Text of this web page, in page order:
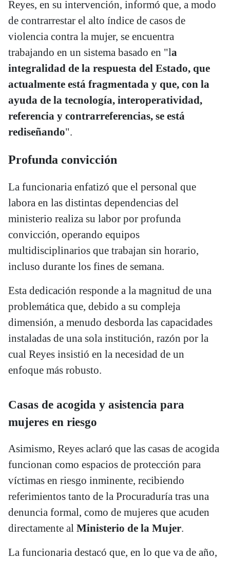
Reyes, en su intervención, informó que, a modo
de contrarrestar el alto índice de casos de
violencia contra la mujer, se encuentra
trabajando en un sistema basado en "la
integralidad de la respuesta del Estado, que
actualmente está fragmentada y que, con la
ayuda de la tecnología, interoperatividad,
referencia y contrarreferencias, se está
rediseñando".
Profunda convicción
La funcionaria enfatizó que el personal que
labora en las distintas dependencias del
ministerio realiza su labor por profunda
convicción, operando equipos
multidisciplinarios que trabajan sin horario,
incluso durante los fines de semana.
Esta dedicación responde a la magnitud de una
problemática que, debido a su compleja
dimensión, a menudo desborda las capacidades
instaladas de una sola institución, razón por la
cual Reyes insistió en la necesidad de un
enfoque más robusto.
Casas de acogida y asistencia para
mujeres en riesgo
Asimismo, Reyes aclaró que las casas de acogida
funcionan como espacios de protección para
víctimas en riesgo inminente, recibiendo
referimientos tanto de la Procuraduría tras una
denuncia formal, como de mujeres que acuden
directamente al Ministerio de la Mujer.
La funcionaria destacó que, en lo que va de año,